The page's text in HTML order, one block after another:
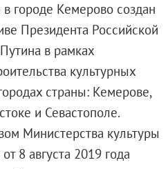
Санкт-Петербурга в
Владимировны
экспозиция «Наш
первой половины
искусство ХII—XVII
XVIII века
второй половины
городе Кемерово создан
Президента Российской
в рамках
культурных
страны: Кемерове,
и Севастополе.
Министерства культуры
8 августа 2019 года